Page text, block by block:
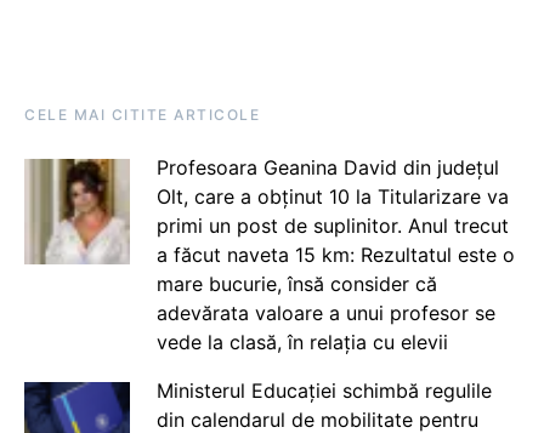
CELE MAI CITITE ARTICOLE
Profesoara Geanina David din județul
Olt, care a obținut 10 la Titularizare va
primi un post de suplinitor. Anul trecut
a făcut naveta 15 km: Rezultatul este o
mare bucurie, însă consider că
adevărata valoare a unui profesor se
vede la clasă, în relația cu elevii
Ministerul Educației schimbă regulile
din calendarul de mobilitate pentru